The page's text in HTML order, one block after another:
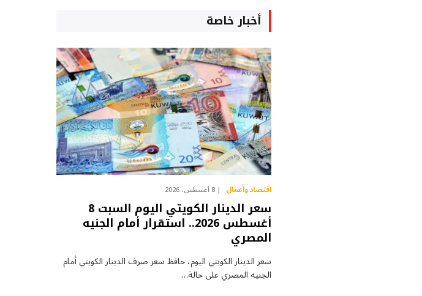
أخبار خاصة
اقتصاد وأعمال 8 أغسطس، 2026
سعر الدينار الكويتي اليوم السبت 8
أغسطس 2026.. استقرار أمام الجنيه
المصري
سعر الدينار الكويتي اليوم، حافظ سعر صرف الدينار الكويتي أمام
الجنيه المصري على حالة…